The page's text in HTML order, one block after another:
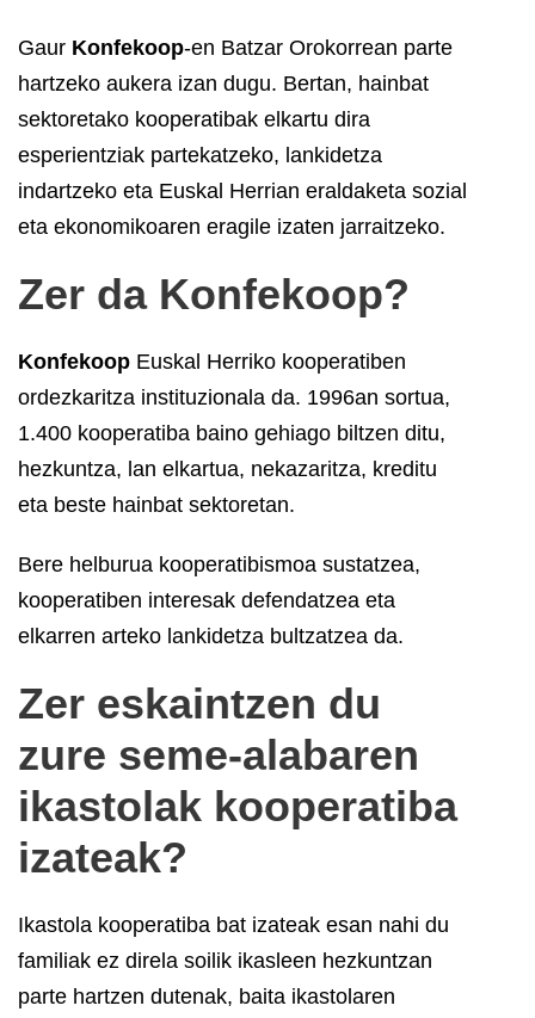
Gaur Konfekoop-en Batzar Orokorrean parte
hartzeko aukera izan dugu. Bertan, hainbat
sektoretako kooperatibak elkartu dira
esperientziak partekatzeko, lankidetza
indartzeko eta Euskal Herrian eraldaketa sozial
eta ekonomikoaren eragile izaten jarraitzeko.
Zer da Konfekoop?
Konfekoop Euskal Herriko kooperatiben
ordezkaritza instituzionala da. 1996an sortua,
1.400 kooperatiba baino gehiago biltzen ditu,
hezkuntza, lan elkartua, nekazaritza, kreditu
eta beste hainbat sektoretan.
Bere helburua kooperatibismoa sustatzea,
kooperatiben interesak defendatzea eta
elkarren arteko lankidetza bultzatzea da.
Zer eskaintzen du
zure seme-alabaren
ikastolak kooperatiba
izateak?
Ikastola kooperatiba bat izateak esan nahi du
familiak ez direla soilik ikasleen hezkuntzan
parte hartzen dutenak, baita ikastolaren